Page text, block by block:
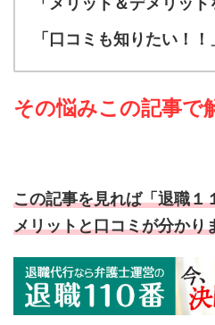
「口コミも知りたい！！
その悩みこの記事で
この記事を見れば「退職１
メリットと口コミが分かり